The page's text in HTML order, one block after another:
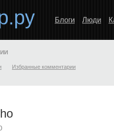
Блоги Люди
Избранные комментарии